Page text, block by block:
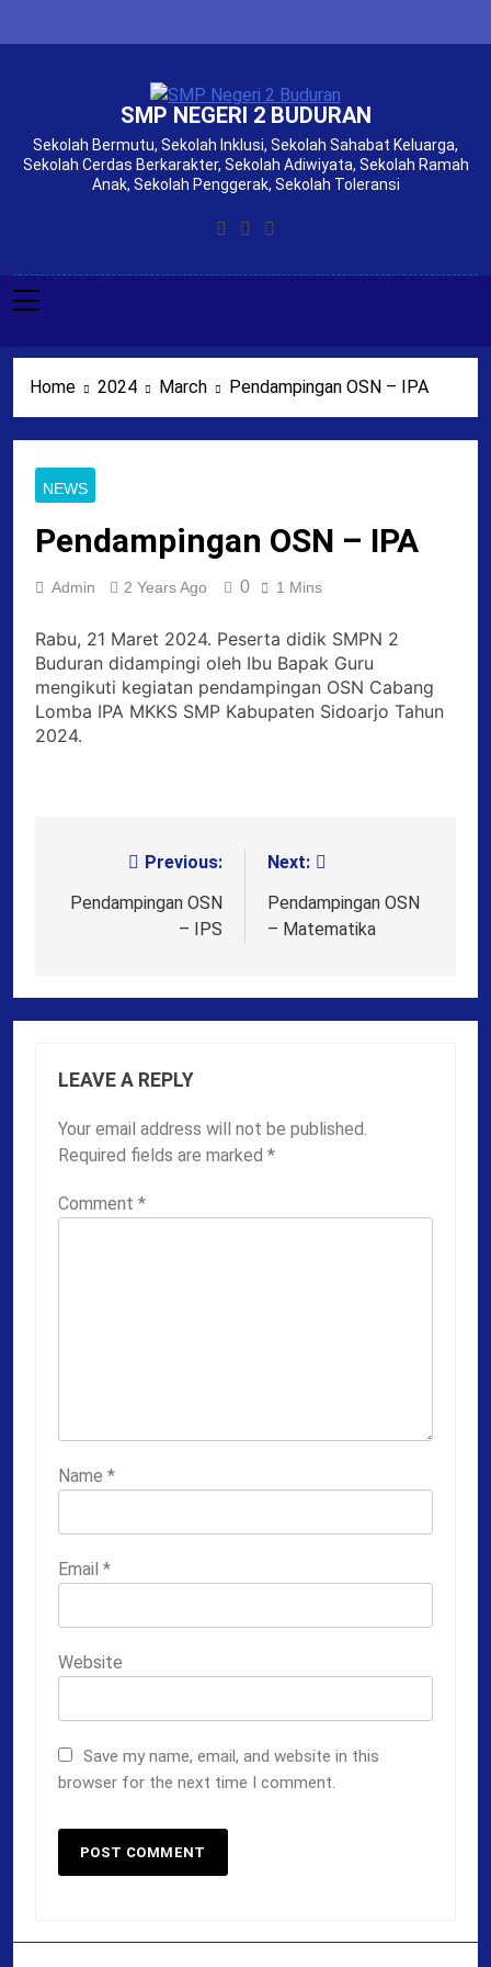
SMP NEGERI 2 BUDURAN
Sekolah Bermutu, Sekolah Inklusi, Sekolah Sahabat Keluarga,
Sekolah Cerdas Berkarakter, Sekolah Adiwiyata, Sekolah Ramah
Anak, Sekolah Penggerak, Sekolah Toleransi
Home 2024 March Pendampingan OSN – IPA
NEWS
Pendampingan OSN – IPA
Admin 2 Years Ago 0 1 Mins
Rabu, 21 Maret 2024. Peserta didik SMPN 2
Buduran didampingi oleh Ibu Bapak Guru
mengikuti kegiatan pendampingan OSN Cabang
Lomba IPA MKKS SMP Kabupaten Sidoarjo Tahun
2024.
navigation
Previous:
Pendampingan OSN
– IPS
Next:
Pendampingan OSN
– Matematika
LEAVE A REPLY
Your email address will not be published.
Required fields are marked *
Comment *
Name *
Email *
Website
Save my name, email, and website in this
browser for the next time I comment.